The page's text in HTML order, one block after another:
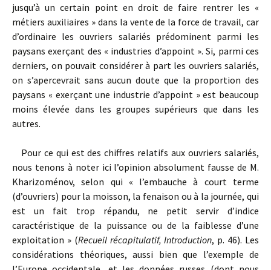
jusqu’à un certain point en droit de faire rentrer les «
métiers auxiliaires » dans la vente de la force de travail, car
d’ordinaire les ouvriers salariés prédominent parmi les
paysans exerçant des « industries d’appoint ». Si, parmi ces
derniers, on pouvait considérer à part les ouvriers salariés,
on s’apercevrait sans aucun doute que la proportion des
paysans « exerçant une industrie d’appoint » est beaucoup
moins élevée dans les groupes supérieurs que dans les
autres.
Pour ce qui est des chiffres relatifs aux ouvriers salariés,
nous tenons à noter ici l’opinion absolument fausse de M.
Kharizoménov, selon qui « l’embauche à court terme
(d’ouvriers) pour la moisson, la fenaison ou à la journée, qui
est un fait trop répandu, ne petit servir d’indice
caractéristique de la puissance ou de la faiblesse d’une
exploitation » (Recueil récapitulatif, Introduction, p. 46). Les
considérations théoriques, aussi bien que l’exemple de